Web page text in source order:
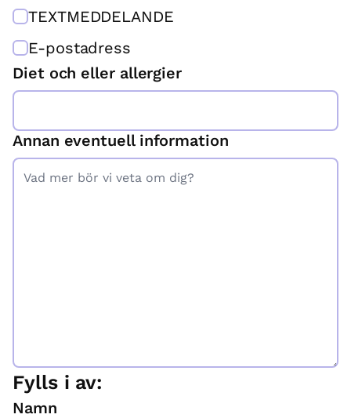
TEXTMEDDELANDE
E-postadress
Diet och eller allergier
Annan eventuell information
Fylls i av:
Namn